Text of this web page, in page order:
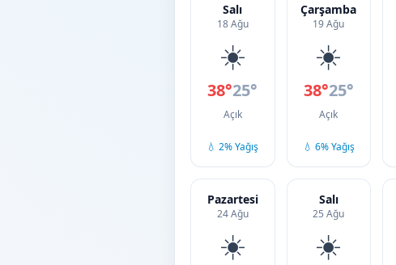
Salı
18 Ağu
☀️
38°25°
Açık
💧 2% Yağış
Çarşamba
19 Ağu
☀️
38°25°
Açık
💧 6% Yağış
Pazartesi
24 Ağu
☀️
Salı
25 Ağu
☀️